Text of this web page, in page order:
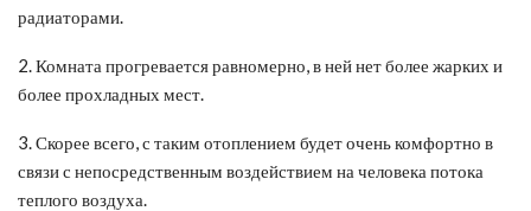
радиаторами.
2. Комната прогревается равномерно, в ней нет более жарких и
более прохладных мест.
3. Скорее всего, с таким отоплением будет очень комфортно в
связи с непосредственным воздействием на человека потока
теплого воздуха.